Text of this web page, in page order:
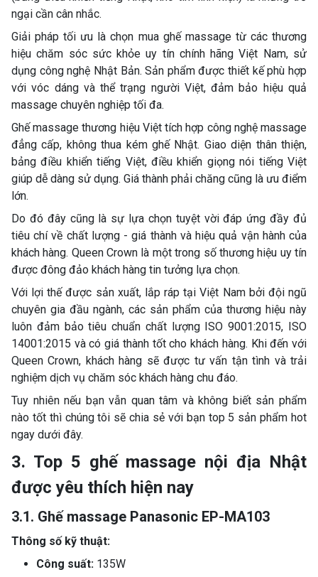
ngại cần cân nhắc.
Giải pháp tối ưu là chọn mua ghế massage từ các thương
hiệu chăm sóc sức khỏe uy tín chính hãng Việt Nam, sử
dụng công nghệ Nhật Bản. Sản phẩm được thiết kế phù hợp
với vóc dáng và thể trạng người Việt, đảm bảo hiệu quả
massage chuyên nghiệp tối đa.
Ghế massage thương hiệu Việt tích hợp công nghệ massage
đẳng cấp, không thua kém ghế Nhật. Giao diện thân thiện,
bảng điều khiển tiếng Việt, điều khiển giọng nói tiếng Việt
giúp dễ dàng sử dụng. Giá thành phải chăng cũng là ưu điểm
lớn.
Do đó đây cũng là sự lựa chọn tuyệt vời đáp ứng đầy đủ
tiêu chí về chất lượng - giá thành và hiệu quả vận hành của
khách hàng. Queen Crown là một trong số thương hiệu uy tín
được đông đảo khách hàng tin tưởng lựa chọn.
Với lợi thế được sản xuất, lắp ráp tại Việt Nam bởi đội ngũ
chuyên gia đầu ngành, các sản phẩm của thương hiệu này
luôn đảm bảo tiêu chuẩn chất lượng ISO 9001:2015, ISO
14001:2015 và có giá thành tốt cho khách hàng. Khi đến với
Queen Crown, khách hàng sẽ được tư vấn tận tình và trải
nghiệm dịch vụ chăm sóc khách hàng chu đáo.
Tuy nhiên nếu bạn vẫn quan tâm và không biết sản phẩm
nào tốt thì chúng tôi sẽ chia sẻ với bạn top 5 sản phẩm hot
ngay dưới đây.
3. Top 5 ghế massage nội địa Nhật
được yêu thích hiện nay
3.1. Ghế massage Panasonic EP-MA103
Thông số kỹ thuật:
Công suất: 135W